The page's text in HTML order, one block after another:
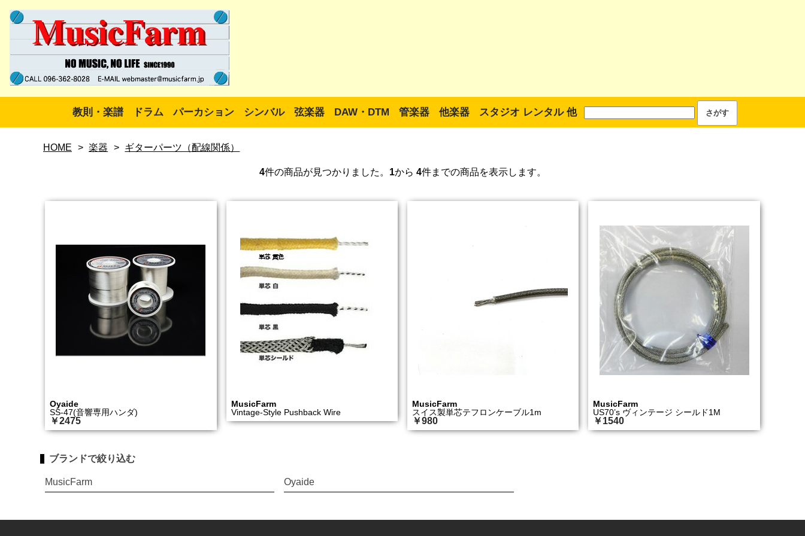
教則・楽譜 ドラム パーカション シンバル 弦楽器 DAW・DTM 管楽器 他楽器 スタジオ レンタル 他
HOME > 楽器 > ギターパーツ（配線関係）
4件の商品が見つかりました。 1から 4件までの商品を表示します。
Oyaide
SS-47(音響専用ハンダ)
￥2475
MusicFarm
Vintage-Style Pushback Wire
MusicFarm
スイス製単芯テフロンケーブル1m
￥980
MusicFarm
US70’s ヴィンテージ シールド1M
￥1540
ブランドで絞り込む
MusicFarm Oyaide